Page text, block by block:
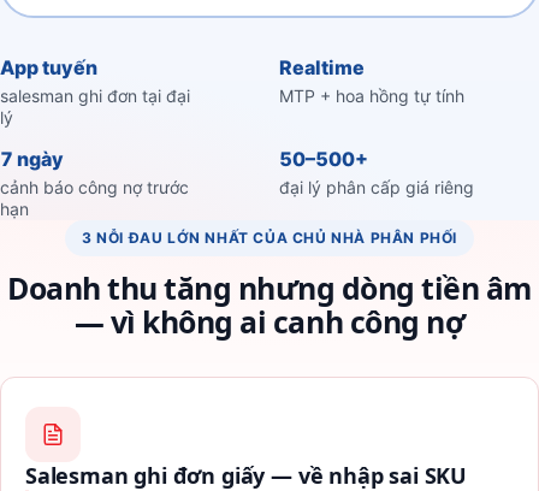
App tuyến
salesman ghi đơn tại đại
lý
Realtime
MTP + hoa hồng tự tính
7 ngày
cảnh báo công nợ trước
hạn
50–500+
đại lý phân cấp giá riêng
3 NỖI ĐAU LỚN NHẤT CỦA CHỦ NHÀ PHÂN PHỐI
Doanh thu tăng nhưng dòng tiền âm
— vì không ai canh công nợ
Salesman ghi đơn giấy — về nhập sai SKU